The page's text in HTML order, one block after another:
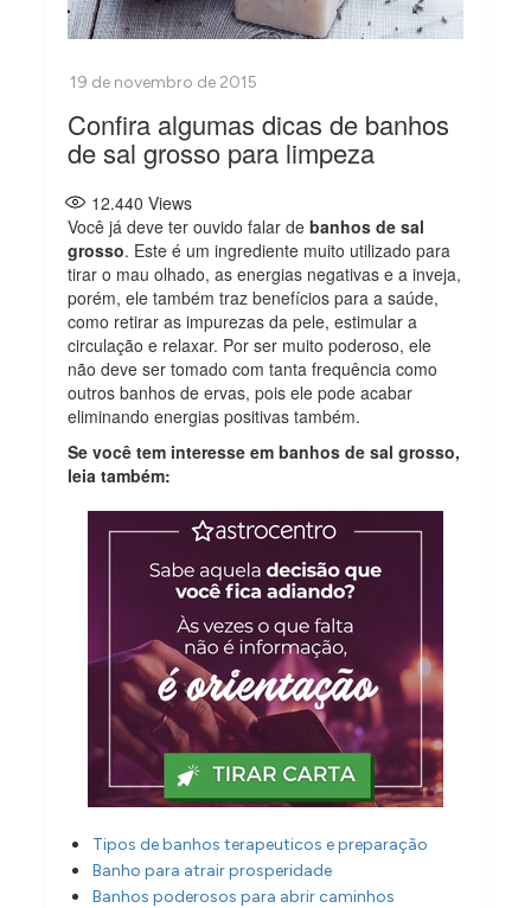
Confira algumas dicas de banhos
de sal grosso para limpeza
12.440 Views
Você já deve ter ouvido falar debanhos de sal
grosso. Este é um ingrediente muito utilizado para
tirar o mau olhado, as energias negativas e a inveja,
porém, ele também traz benefícios para a saúde,
como retirar as impurezas da pele, estimular a
circulação e relaxar. Por ser muito poderoso, ele
não deve ser tomado com tanta frequência como
outros banhos de ervas, pois ele pode acabar
eliminando energias positivas também.
Se você tem interesse em banhos de sal grosso,
leia também:
Tipos de banhos terapeuticos e preparação
Banho para atrair prosperidade
Banhos poderosos para abrir caminhos